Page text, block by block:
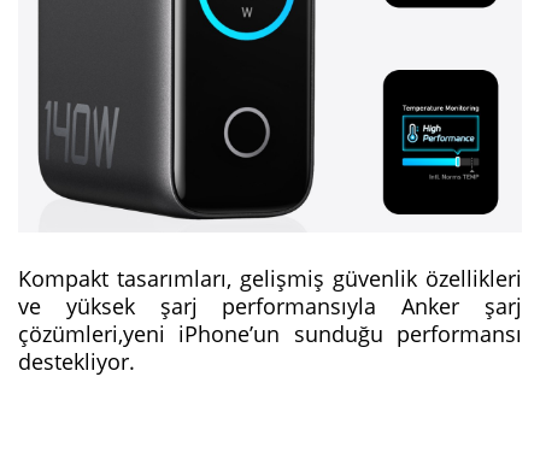
Kompakt tasarımları, gelişmiş güvenlik özellikleri
ve yüksek şarj performansıyla Anker şarj
çözümleri,yeni iPhone’un sunduğu performansı
destekliyor.